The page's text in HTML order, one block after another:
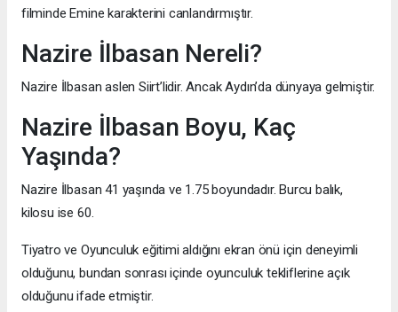
filminde Emine karakterini canlandırmıştır.
Nazire İlbasan Nereli?
Nazire İlbasan aslen Siirt’lidir. Ancak Aydın’da dünyaya gelmiştir.
Nazire İlbasan Boyu, Kaç
Yaşında?
Nazire İlbasan 41 yaşında ve 1.75 boyundadır. Burcu balık,
kilosu ise 60.
Tiyatro ve Oyunculuk eğitimi aldığını ekran önü için deneyimli
olduğunu, bundan sonrası içinde oyunculuk tekliflerine açık
olduğunu ifade etmiştir.